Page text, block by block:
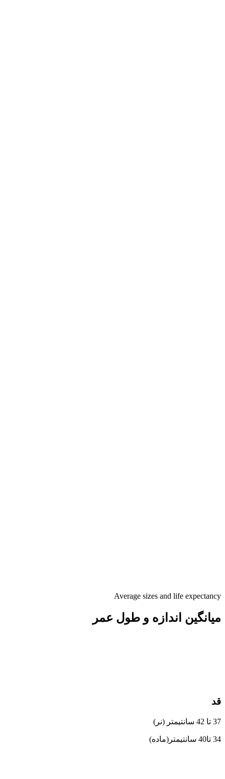
Average sizes and life expectancy
میانگین اندازه و طول عمر
قد
37 تا 42 سانتیمتر (نر)
34 تا40 سانتیمتر(ماده)